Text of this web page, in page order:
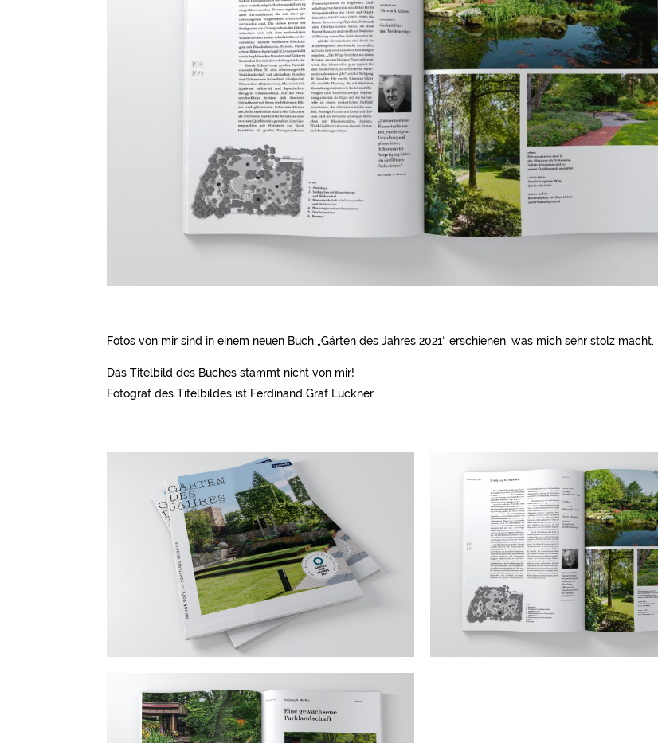
Fotos von mir sind in einem neuen Buch „Gärten des Jahres 2021“ erschienen, was mich sehr stolz macht.
Das Titelbild des Buches stammt nicht von mir!
Fotograf des Titelbildes ist Ferdinand Graf Luckner.
Nadine Gerlach Nadine Gerlach